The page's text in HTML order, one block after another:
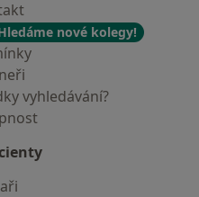
nové kolegy!
vyhledávání?